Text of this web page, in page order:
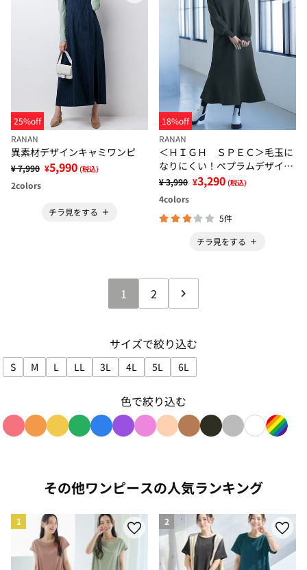
25%off
RANAN
異素材デザインキャミワンピ
¥ 7,990 ¥5,990 (税込)
2colors
チラ見をする
18%off
RANAN
＜ＨＩＧＨ ＳＰＥＣ＞毛玉に
なりにくい！ペプラムデザイン
ワンピース
¥ 3,990 ¥3,290 (税込)
4colors
5件
チラ見をする
1 2
サイズで絞り込む
S
サイズで絞り込み: S
M
サイズで絞り込み: M
L
サイズで絞り込み: L
LL
サイズで絞り込み: LL
3L
サイズで絞り込み: 3L
4L
サイズで絞り込み: 4L
5L
サイズで絞り込み: 5L
6L
サイズで絞り込み: 6L
色で絞り込む
その他ワンピースの人気ランキング
1 2